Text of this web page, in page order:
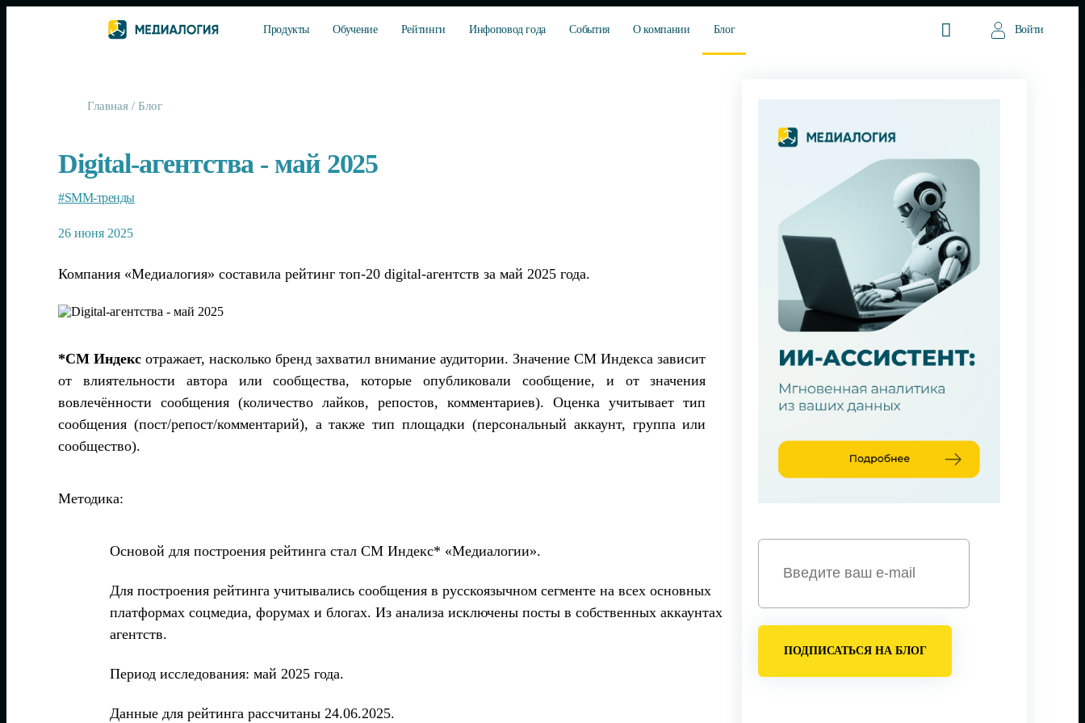
Продукты Обучение Рейтинги Инфоповод года События О компании Блог Войти
Главная / Блог
Digital-агентства - май 2025
#SMM-тренды
26 июня 2025
Компания «Медиалогия» составила рейтинг топ-20 digital-агентств за май 2025 года.
*СМ Индекс отражает, насколько бренд захватил внимание аудитории. Значение СМ Индекса зависит
от влиятельности автора или сообщества, которые опубликовали сообщение, и от значения
вовлечённости сообщения (количество лайков, репостов, комментариев). Оценка учитывает тип
сообщения (пост/репост/комментарий), а также тип площадки (персональный аккаунт, группа или
сообщество).
Методика:
Основой для построения рейтинга стал СМ Индекс* «Медиалогии».
Для построения рейтинга учитывались сообщения в русскоязычном сегменте на всех основных
платформах соцмедиа, форумах и блогах. Из анализа исключены посты в собственных аккаунтах
агентств.
Период исследования: май 2025 года.
Данные для рейтинга рассчитаны 24.06.2025.
ПОДПИСАТЬСЯ НА БЛОГ